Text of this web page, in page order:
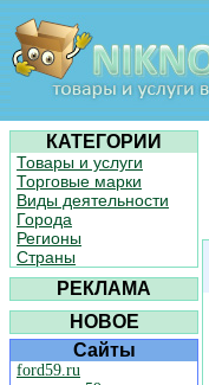
КАТЕГОРИИ
Товары и услуги
Торговые марки
Виды деятельности
Города
Регионы
Страны
РЕКЛАМА
НОВОЕ
Сайты
ford59.ru